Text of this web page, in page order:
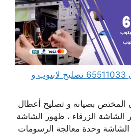
مهندس كمبيوتر صبحان 65511033 تصليح لابتوب و
المختص بصيانة و تصليح أعطال
الشاشة الزرقاء ، ظهور الشاشة
وحدة معالجة الرسومات